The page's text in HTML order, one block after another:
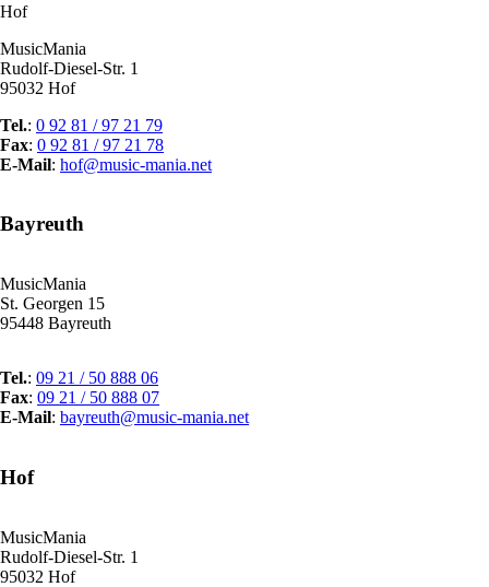
Kontakt
Impressum
Datenschutz
Hof
MusicMania
Rudolf-Diesel-Str. 1
95032 Hof
Tel.: 0 92 81 / 97 21 79
Fax: 0 92 81 / 97 21 78
E-Mail: hof@music-mania.net
Bayreuth
MusicMania
St. Georgen 15
95448 Bayreuth
Tel.: 09 21 / 50 888 06
Fax: 09 21 / 50 888 07
E-Mail: bayreuth@music-mania.net
Hof
MusicMania
Rudolf-Diesel-Str. 1
95032 Hof